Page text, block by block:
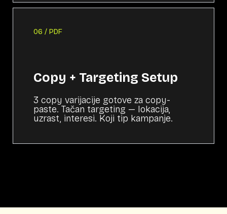
06 / PDF
Copy + Targeting Setup
3 copy varijacije gotove za copy-
paste. Tačan targeting — lokacija,
uzrast, interesi. Koji tip kampanje.